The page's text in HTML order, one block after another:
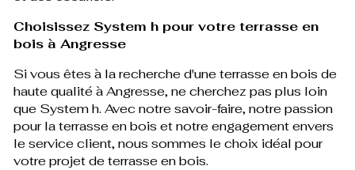
Choisissez System h pour votre terrasse en
bois à Angresse
Si vous êtes à la recherche d'une terrasse en bois de
haute qualité à Angresse, ne cherchez pas plus loin
que System h. Avec notre savoir-faire, notre passion
pour la terrasse en bois et notre engagement envers
le service client, nous sommes le choix idéal pour
votre projet de terrasse en bois.